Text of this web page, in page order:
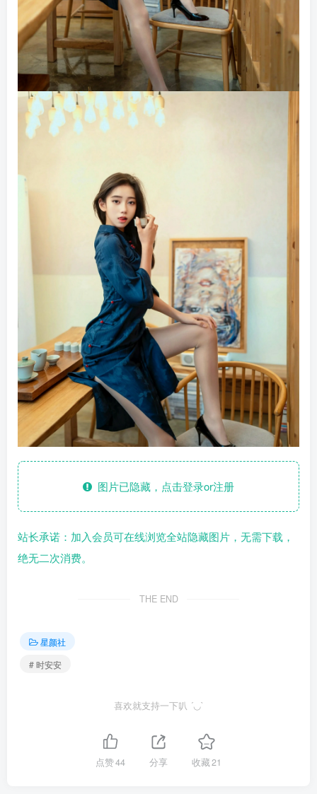
图片已隐藏，点击登录or注册
站长承诺：加入会员可在线浏览全站隐藏图片，无需下载，
绝无二次消费。
THE END
星颜社
# 时安安
喜欢就支持一下叭 ´◡`
点赞44 分享 收藏21